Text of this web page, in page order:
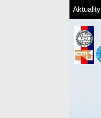
Aktuality